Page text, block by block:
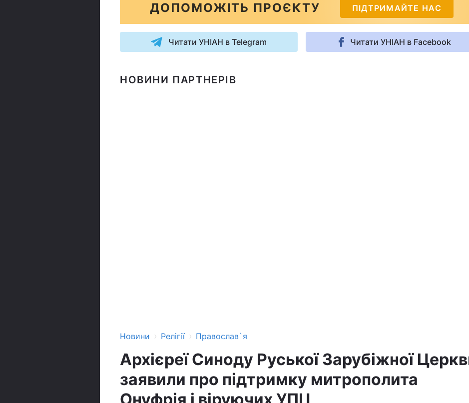
ДОПОМОЖІТЬ ПРОЄКТУ ПІДТРИМАЙТЕ НАС
Читати УНІАН в Telegram Читати УНІАН в Facebook
НОВИНИ ПАРТНЕРІВ
Новини › Релігії › Православ`я
Архієреї Синоду Руської Зарубіжної
заявили про підтримку митрополита